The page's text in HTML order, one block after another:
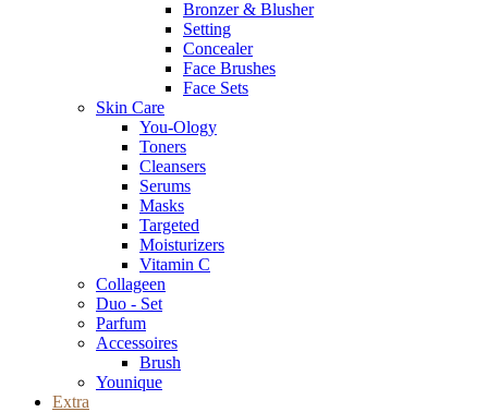
Bronzer & Blusher
Setting
Concealer
Face Brushes
Face Sets
Skin Care
You-Ology
Toners
Cleansers
Serums
Masks
Targeted
Moisturizers
Vitamin C
Collageen
Duo - Set
Parfum
Accessoires
Brush
Younique
Extra